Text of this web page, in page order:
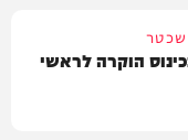
שכטר
הוקרה לראשי